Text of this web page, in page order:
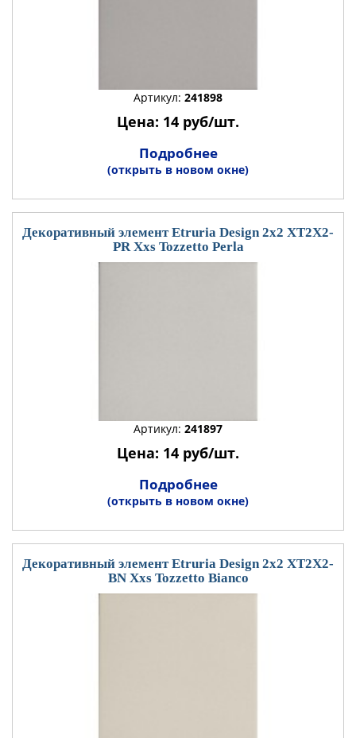
Артикул: 241898
Цена: 14 руб/шт.
Подробнее
(открыть в новом окне)
Декоративный элемент Etruria Design 2x2 XT2X2-
PR Xxs Tozzetto Perla
Артикул: 241897
Цена: 14 руб/шт.
Подробнее
(открыть в новом окне)
Декоративный элемент Etruria Design 2x2 XT2X2-
BN Xxs Tozzetto Bianco